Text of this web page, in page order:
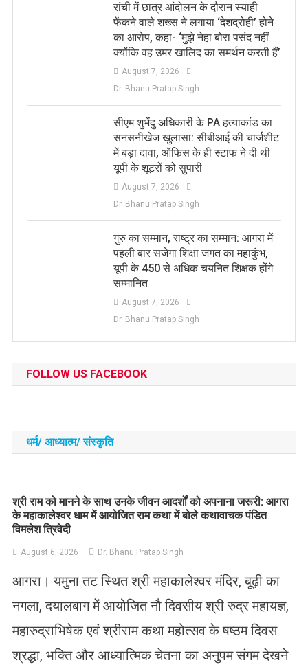
रांची में छात्र आंदोलन के दौरान स्याही
फेंकने वाले शख्स ने लगाया ‘देशद्रोही’ होने
का आरोप, कहा- ‘मुझे नेहा बोरा पसंद नहीं
क्योंकि वह उमर खालिद का समर्थन करती हैं’
August 7, 2026
Dr. Bhanu Pratap Singh
सीएम शुभेंदु अधिकारी के PA हत्याकांड का
सनसनीखेज खुलासा: सीबीआई की चार्जशीट
में बड़ा दावा, ऑफिस के ही स्टाफ ने दी थी
यूपी के शूटरों को सुपारी
August 7, 2026
Dr. Bhanu Pratap Singh
​गुरु का सम्मान, राष्ट्र का सम्मान: आगरा में
पहली बार सजेगा शिक्षा जगत का महाकुंभ,
यूपी के 450 से अधिक चयनित शिक्षक होंगे
सम्मानित
August 7, 2026
Dr. Bhanu Pratap Singh
FOLLOW US FACEBOOK
धर्म/ आध्‍यात्‍म/ संस्‍कृति
​श्री राम को मानने के साथ उनके जीवन आदर्शों को अपनाना जरूरी: आगरा
के महाकालेश्वर धाम में आयोजित राम कथा में बोले कथावाचक पंडित
विमलेश त्रिवेदी
August 6, 2026 Dr. Bhanu Pratap Singh
आगरा। यमुना तट स्थित श्री महाकालेश्वर मंदिर, बूढ़ी का
नगला, दयालबाग में आयोजित नौ दिवसीय श्री रुद्र महायज्ञ,
महारुद्राभिषेक एवं श्रीराम कथा महोत्सव के षष्ठम दिवस
श्रद्धा, भक्ति और आध्यात्मिक चेतना का अनुपम संगम देखने